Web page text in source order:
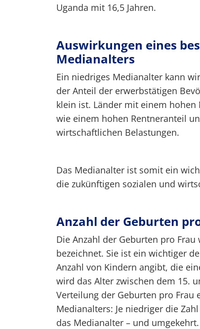
Uganda mit 16,5 Jahren.
Auswirkungen eines
Medianalters
Ein niedriges Medianalter kann
der Anteil der erwerbstätigen
klein ist. Länder mit einem
wie einem hohen Rentneranteil
wirtschaftlichen Belastungen.
Das Medianalter ist somit ein
die zukünftigen sozialen und
Anzahl der Geburten
Die Anzahl der Geburten pro
bezeichnet. Sie ist ein wichtiger
Anzahl von Kindern angibt, die
wird das Alter zwischen dem 15.
Verteilung der Geburten pro Frau
Medianalters: Je niedriger die
das Medianalter – und